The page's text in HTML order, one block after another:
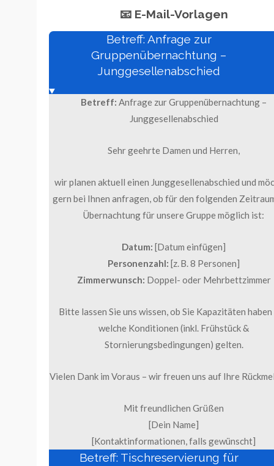
📧 E-Mail-Vorlagen
Betreff: Anfrage zur
Gruppenübernachtung –
Junggesellenabschied
Betreff: Anfrage zur Gruppenübernachtung –
Junggesellenabschied
Sehr geehrte Damen und Herren,
wir planen aktuell einen Junggesellenabschied und
gern bei Ihnen anfragen, ob für den folgenden
Übernachtung für unsere Gruppe möglich ist:
Datum: [Datum einfügen]
Personenzahl: [z. B. 8 Personen]
Zimmerwunsch: Doppel- oder Mehrbettzimmer
Bitte lassen Sie uns wissen, ob Sie Kapazitäten haben
welche Konditionen (inkl. Frühstück &
Stornierungsbedingungen) gelten.
Vielen Dank im Voraus – wir freuen uns auf Ihre
Mit freundlichen Grüßen
[Dein Name]
[Kontaktinformationen, falls gewünscht]
Betreff: Tischreservierung für